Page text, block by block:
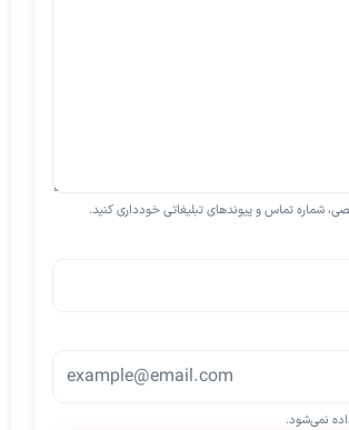
شماره تماس و پیوندهای تبلیغاتی خودداری کنید.
نمی‌شود.